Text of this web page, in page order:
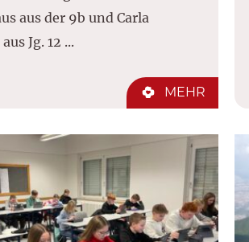
aus der 9b und Carla
Jg. 12 ...
MEHR